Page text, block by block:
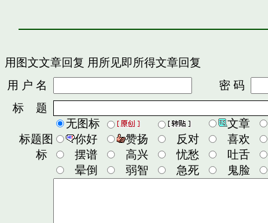
用图文文章回复 用所见即所得文章回复
用 户 名
密 码
标 题
标题图
标
无图标
文章
你好
赞扬 反对
喜欢
摆谱
高兴 忧愁
吐舌
晕倒
弱智 急死 鬼脸